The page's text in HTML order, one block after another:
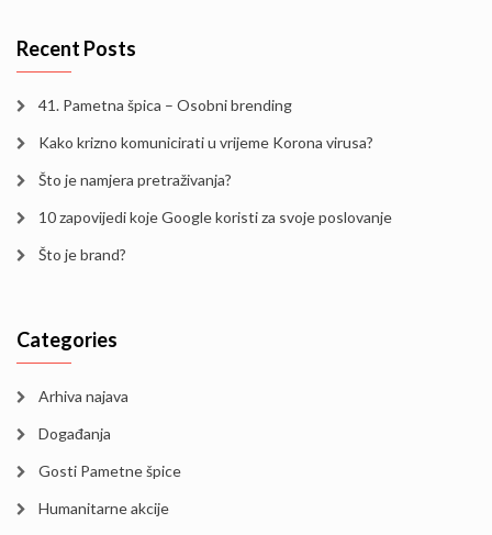
Recent Posts
41. Pametna špica – Osobni brending
Kako krizno komunicirati u vrijeme Korona virusa?
Što je namjera pretraživanja?
10 zapovijedi koje Google koristi za svoje poslovanje
Što je brand?
Categories
Arhiva najava
Događanja
Gosti Pametne špice
Humanitarne akcije